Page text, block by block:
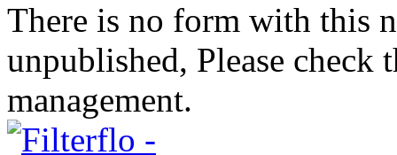
There is no form with this
unpublished, Please check
management.